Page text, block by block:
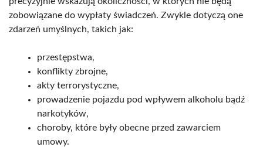
zobowiązane do wypłaty świadczeń. Zwykle dotyczą one
zdarzeń umyślnych, takich jak:
przestępstwa,
konflikty zbrojne,
akty terrorystyczne,
prowadzenie pojazdu pod wpływem alkoholu bądź
narkotyków,
choroby, które były obecne przed zawarciem
umowy.